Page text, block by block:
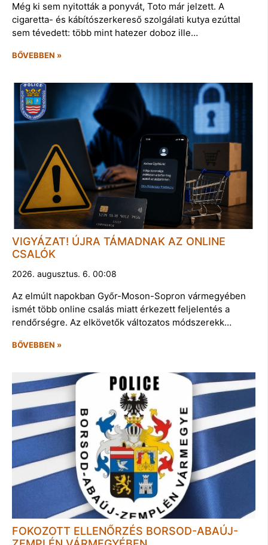
Még ki sem nyitották a ponyvát, Toto már jelzett. A
cigaretta- és kábítószerkereső szolgálati kutya ezúttal
sem tévedett: több mint hatezer doboz ille…
BŐVEBBEN »
VIGYÁZAT! ÚJRA TÁMADNAK AZ ONLINE
CSALÓK
2026. augusztus. 6. 00:08
Az elmúlt napokban Győr-Moson-Sopron vármegyében
ismét több online csalás miatt érkezett feljelentés a
rendőrségre. Az elkövetők változatos módszerekk…
BŐVEBBEN »
FOKOZOTT ELLENŐRZÉS BORSOD-ABAÚJ-